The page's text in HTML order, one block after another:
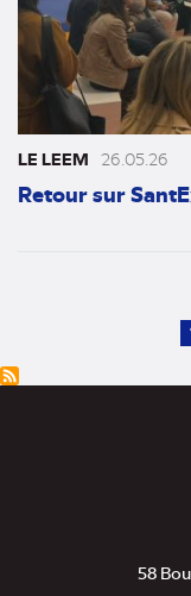
LE LEEM 26.05.26
Retour sur
58